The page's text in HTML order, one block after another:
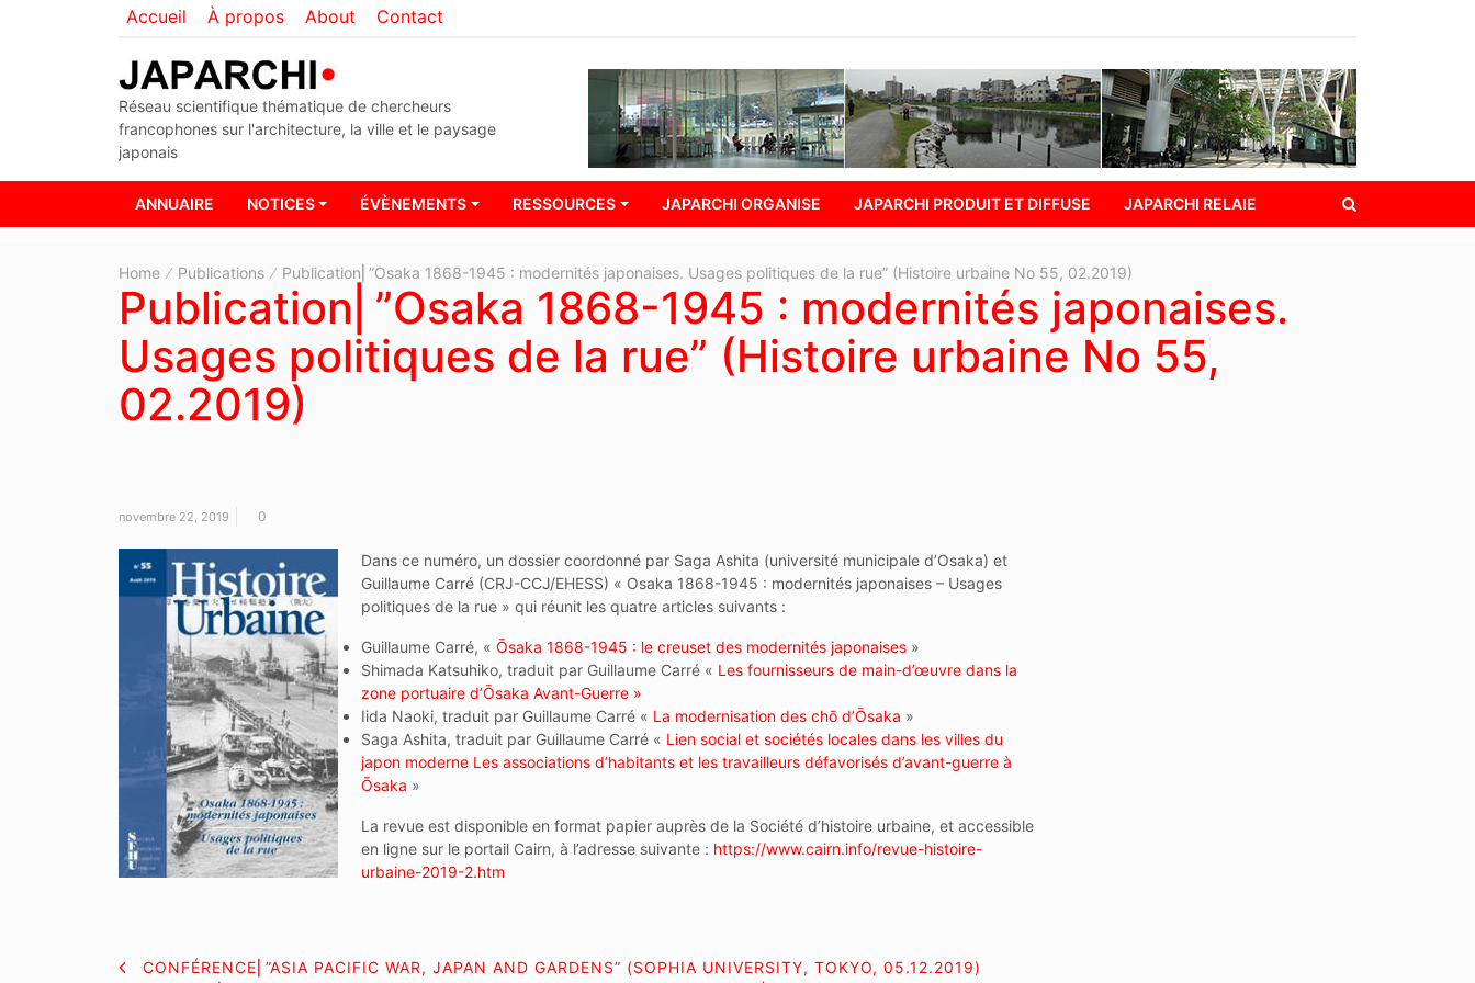
Accueil À propos About Contact
Réseau scientifique thématique de chercheurs
francophones sur l'architecture, la ville et le paysage
japonais
ANNUAIRE NOTICES ÉVÈNEMENTS RESSOURCES JAPARCHI ORGANISE JAPARCHI PRODUIT ET DIFFUSE JAPARCHI RELAIE
Home Publications Publication⎜”Osaka 1868-1945 : modernités japonaises. Usages politiques de la rue” (Histoire urbaine No 55, 02.2019)
Publication⎜”Osaka 1868-1945 : modernités japonaises.
Usages politiques de la rue” (Histoire urbaine No 55,
02.2019)
novembre 22, 2019 0
Dans ce numéro, un dossier coordonné par Saga Ashita (université municipale d’Osaka) et
Guillaume Carré (CRJ-CCJ/EHESS) « Osaka 1868-1945 : modernités japonaises – Usages
politiques de la rue » qui réunit les quatre articles suivants :
Guillaume Carré, « Ōsaka 1868-1945 : le creuset des modernités japonaises»
Shimada Katsuhiko, traduit par Guillaume Carré « Les fournisseurs de main-d’œuvre dans la
zone portuaire d’Ōsaka Avant-Guerre »
Iida Naoki, traduit par Guillaume Carré « La modernisation des chō d’Ōsaka »
Saga Ashita, traduit par Guillaume Carré « Lien social et sociétés locales dans les villes du
japon moderne Les associations d’habitants et les travailleurs défavorisés d’avant-guerre à
Ōsaka »
La revue est disponible en format papier auprès de la Société d’histoire urbaine, et accessible
en ligne sur le portail Cairn, à l’adresse suivante : https://www.cairn.info/revue-histoire-
urbaine-2019-2.htm
CONFÉRENCE⎜”ASIA PACIFIC WAR, JAPAN AND GARDENS” (SOPHIA UNIVERSITY, TOKYO, 05.12.2019)